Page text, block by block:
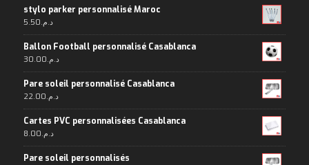
stylo parker personnalisé Maroc
د.م.5.50
Ballon Football personnalisé Casablanca
د.م.30.00
Pare soleil personnalisé Casablanca
د.م.22.00
Cartes PVC personnalisées Casablanca
د.م.8.00
Pare soleil personnalisés